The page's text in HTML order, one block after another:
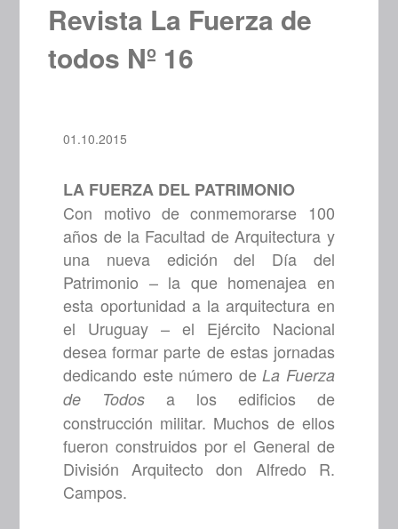
Revista La Fuerza de
todos Nº 16
01.10.2015
LA FUERZA DEL PATRIMONIO
Con motivo de conmemorarse 100
años de la Facultad de Arquitectura y
una nueva edición del Día del
Patrimonio – la que homenajea en
esta oportunidad a la arquitectura en
el Uruguay – el Ejército Nacional
desea formar parte de estas jornadas
dedicando este número deLa Fuerza
de Todos a los edificios de
construcción militar. Muchos de ellos
fueron construidos por el General de
División Arquitecto don Alfredo R.
Campos.